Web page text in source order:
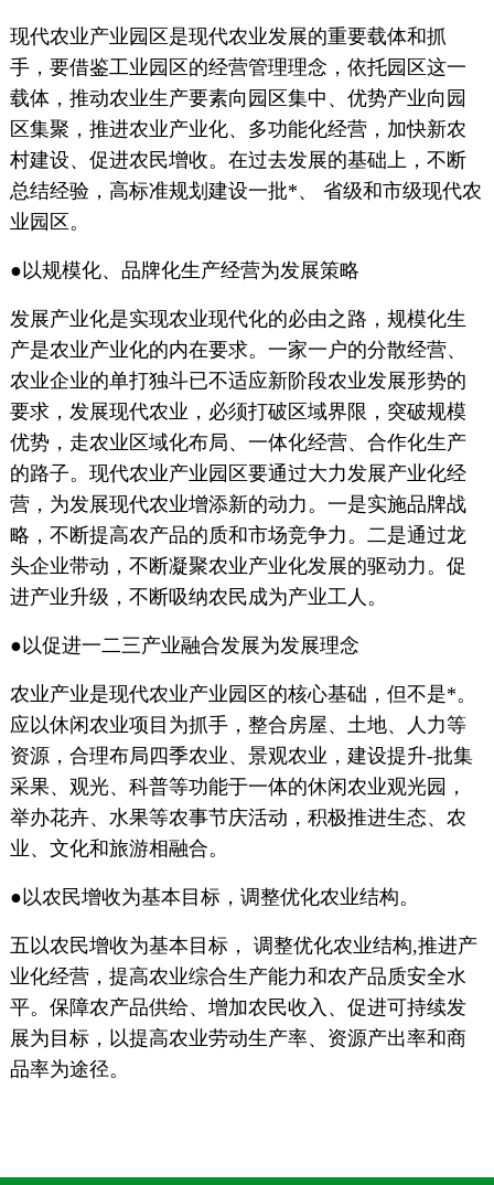
现代农业产业园区是现代农业发展的重要载体和抓
手，要借鉴工业园区的经营管理理念，依托园区这一
载体，推动农业生产要素向园区集中、优势产业向园
区集聚，推进农业产业化、多功能化经营，加快新农
村建设、促进农民增收。在过去发展的基础上，不断
总结经验，高标准规划建设一批*、 省级和市级现代农
业园区。
●以规模化、品牌化生产经营为发展策略
发展产业化是实现农业现代化的必由之路，规模化生
产是农业产业化的内在要求。一家一户的分散经营、
农业企业的单打独斗已不适应新阶段农业发展形势的
要求，发展现代农业，必须打破区域界限，突破规模
优势，走农业区域化布局、一体化经营、合作化生产
的路子。现代农业产业园区要通过大力发展产业化经
营，为发展现代农业增添新的动力。一是实施品牌战
略，不断提高农产品的质和市场竞争力。二是通过龙
头企业带动，不断凝聚农业产业化发展的驱动力。促
进产业升级，不断吸纳农民成为产业工人。
●以促进一二三产业融合发展为发展理念
农业产业是现代农业产业园区的核心基础，但不是*。
应以休闲农业项目为抓手，整合房屋、土地、人力等
资源，合理布局四季农业、景观农业，建设提升-批集
采果、观光、科普等功能于一体的休闲农业观光园，
举办花卉、水果等农事节庆活动，积极推进生态、农
业、文化和旅游相融合。
●以农民增收为基本目标，调整优化农业结构。
五以农民增收为基本目标， 调整优化农业结构,推进产
业化经营，提高农业综合生产能力和农产品质安全水
平。保障农产品供给、增加农民收入、促进可持续发
展为目标，以提高农业劳动生产率、资源产出率和商
品率为途径。